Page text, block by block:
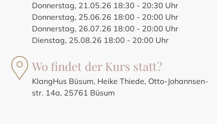
Donnerstag, 21.05.26 18:30 - 20:30 Uhr
Donnerstag, 25.06.26 18:00 - 20:00 Uhr
Donnerstag, 26.07.26 18:00 - 20:00 Uhr
Dienstag, 25.08.26 18:00 - 20:00 Uhr
Wo findet der Kurs statt?
KlangHus Büsum, Heike Thiede, Otto-Johannsen-
str. 14a, 25761 Büsum